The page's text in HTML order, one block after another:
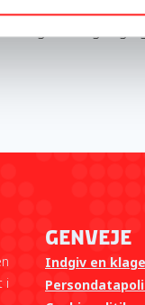
engagerer
og være
i
Genveje
Indgiv en klage